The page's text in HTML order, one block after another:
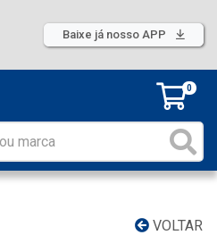
Baixe já nosso APP
0
VOLTAR